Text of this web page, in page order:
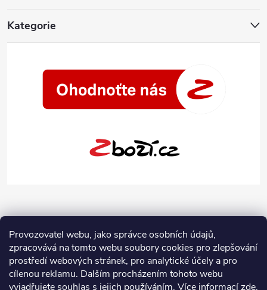
Provozovatel webu, jako správce osobních údajů,
zpracovává na tomto webu soubory cookies pro zlepšování
prostředí webových stránek, pro analytické účely a pro
cílenou reklamu. Dalším procházením tohoto webu
vyjadřujete souhlas s jejich používáním. Více informacízde.
Kategorie